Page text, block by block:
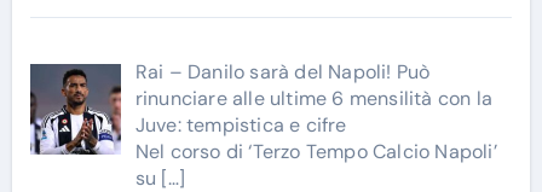
Rai – Danilo sarà del Napoli! Può
rinunciare alle ultime 6 mensilità con la
Juve: tempistica e cifre
Nel corso di ‘Terzo Tempo Calcio Napoli’
su […]